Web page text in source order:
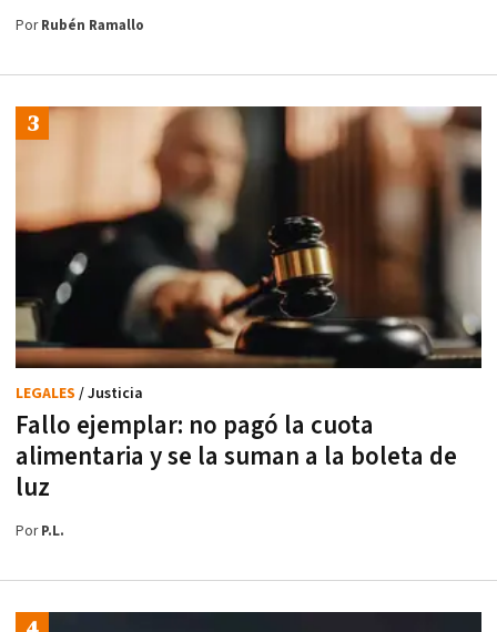
PorRubén Ramallo
Fallo ejemplar: no pagó la cuota
alimentaria y se la suman a la boleta de
luz
LEGALES / Justicia
PorP.L.